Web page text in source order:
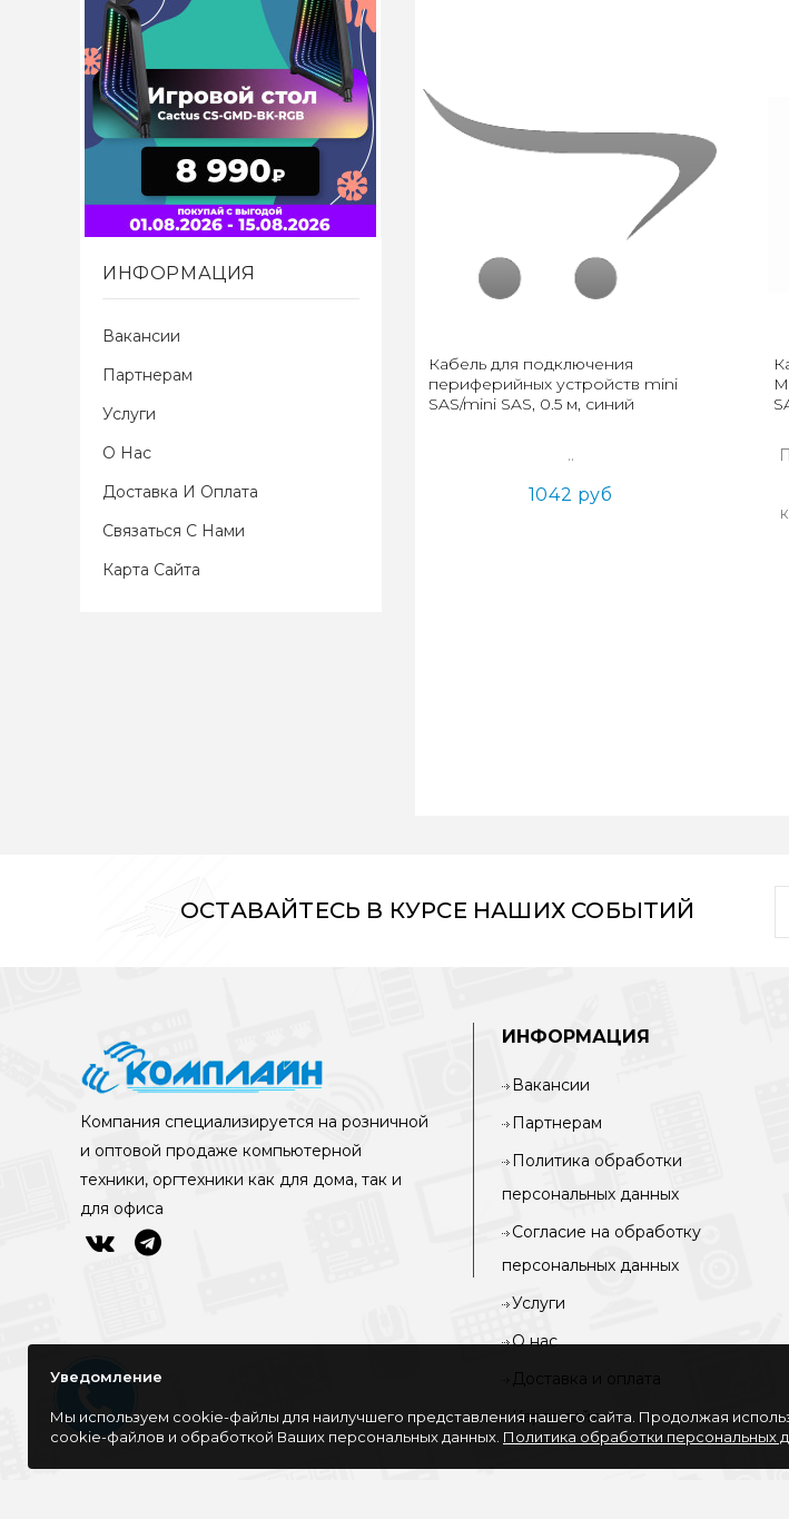
ИНФОРМАЦИЯ
Вакансии
Партнерам
Услуги
О Нас
Доставка И Оплата
Связаться С Нами
Карта Сайта
Кабель для подключения
периферийных устройств mini
SAS/mini SAS, 0.5 м, синий
..
1042 руб
ОСТАВАЙТЕСЬ В КУРСЕ НАШИХ СОБЫТИЙ
Компания специализируется на розничной
и оптовой продаже компьютерной
техники, оргтехники как для дома, так и
для офиса
ИНФОРМАЦИЯ
Вакансии
Партнерам
Политика обработки
персональных данных
Согласие на обработку
персональных данных
Услуги
О нас
Доставка и оплата
Карта сайта
Уведомление
Мы используем cookie-файлы для наилучшего представления нашего сайта. Продолжая
cookie-файлов и обработкой Ваших персональных данных. Политика обработки персональных